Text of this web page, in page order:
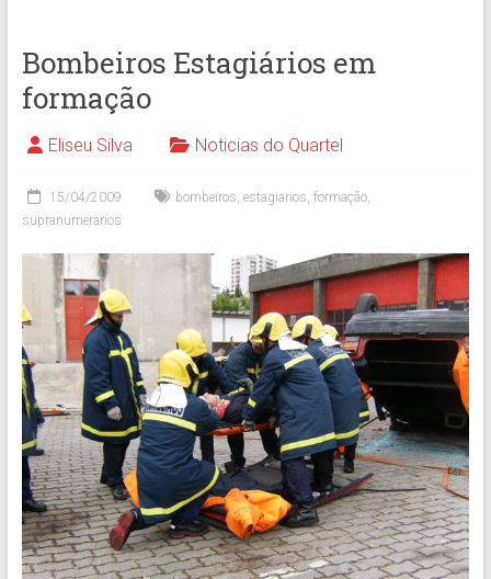
Bombeiros Estagiários em
formação
Eliseu Silva Noticias do Quartel
15/04/2009 bombeiros, estagiarios, formação,
supranumerarios